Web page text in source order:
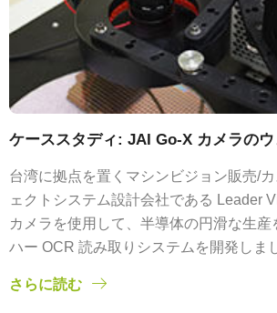
ケーススタディ: JAI Go-X カメラのウ
台湾に拠点を置くマシンビジョン販売/
ェクトシステム設計会社である Leader
カメラを使用して、半導体の円滑な生産
ハー OCR 読み取りシステムを開発しま
さらに読む